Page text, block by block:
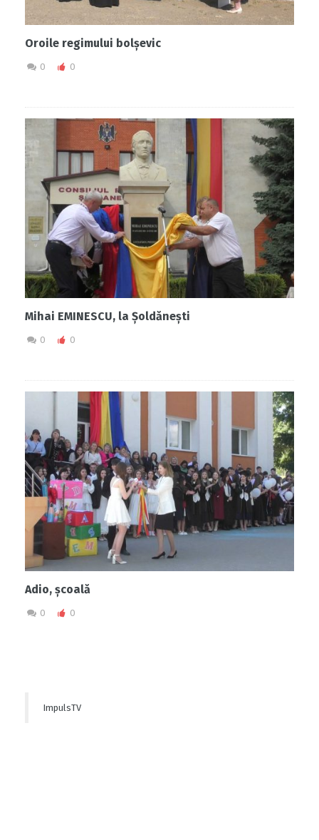
Oroile regimului bolșevic
0 0
Mihai EMINESCU, la Șoldănești
0 0
Adio, școală
0 0
ImpulsTV